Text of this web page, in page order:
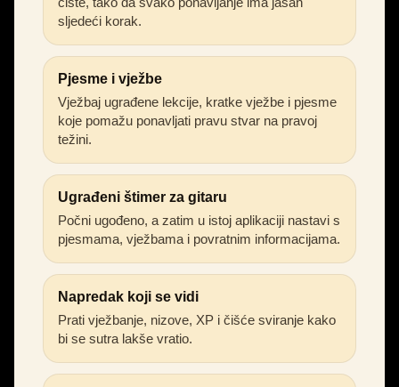
sljedeći korak.
Pjesme i vježbe
Vježbaj ugrađene lekcije, kratke vježbe i pjesme
koje pomažu ponavljati pravu stvar na pravoj
težini.
Ugrađeni štimer za gitaru
Počni ugođeno, a zatim u istoj aplikaciji nastavi s
pjesmama, vježbama i povratnim informacijama.
Napredak koji se vidi
Prati vježbanje, nizove, XP i čišće sviranje kako
bi se sutra lakše vratio.